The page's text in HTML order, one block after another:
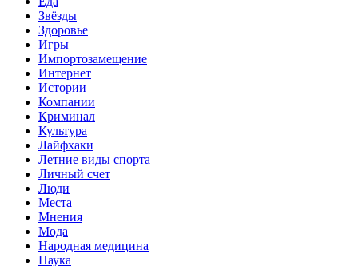
Звёзды
Здоровье
Игры
Импортозамещение
Интернет
Истории
Компании
Криминал
Культура
Лайфхаки
Летние виды спорта
Личный счет
Люди
Места
Мнения
Мода
Народная медицина
Наука